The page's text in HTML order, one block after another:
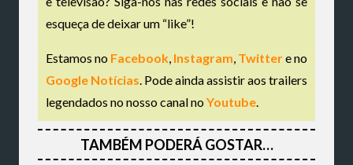
esqueça de deixar um “like”!
Estamos no Facebook, Instagram, Twittere no
Google Notícias. Pode ainda assistir aos trailers
legendados no nosso canal noYoutube.
TAMBÉM PODERÁ GOSTAR…